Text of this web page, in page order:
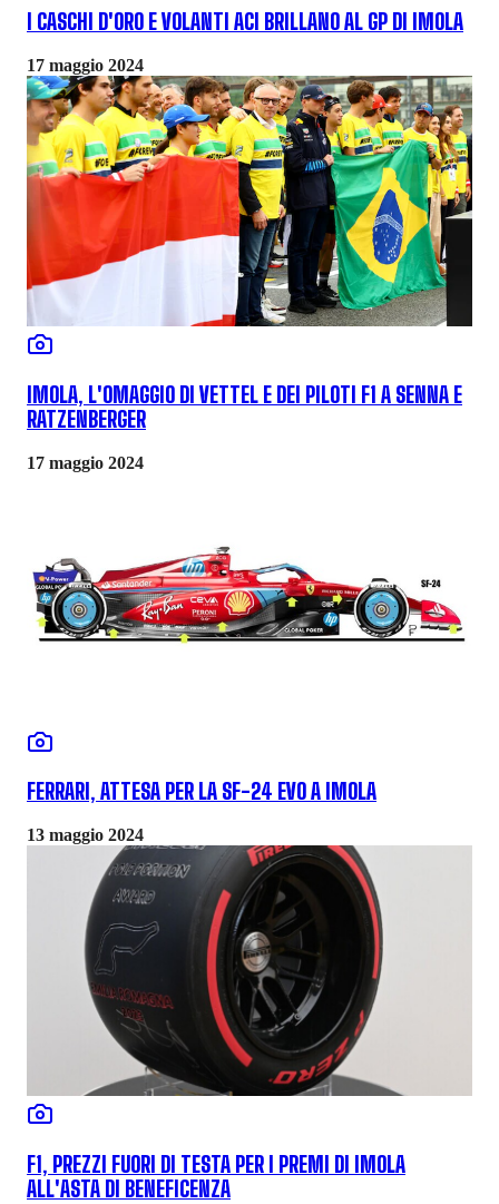
I CASCHI D'ORO E VOLANTI ACI BRILLANO AL GP DI IMOLA
17 maggio 2024
IMOLA, L'OMAGGIO DI VETTEL E DEI PILOTI F1 A SENNA E
RATZENBERGER
17 maggio 2024
FERRARI, ATTESA PER LA SF-24 EVO A IMOLA
13 maggio 2024
F1, PREZZI FUORI DI TESTA PER I PREMI DI IMOLA
ALL'ASTA DI BENEFICENZA